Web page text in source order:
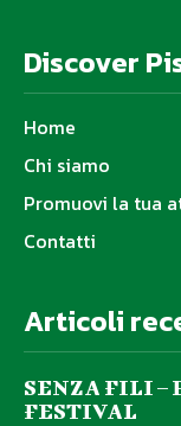
Discover
Home
Chi siamo
Promuovi la tua
Contatti
Articoli
SENZA FILI –
FESTIVAL